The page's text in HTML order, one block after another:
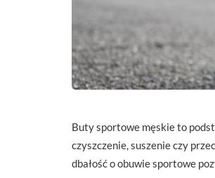
Buty sportowe męskie to
czyszczenie, suszenie czy
dbałość o obuwie sportowe